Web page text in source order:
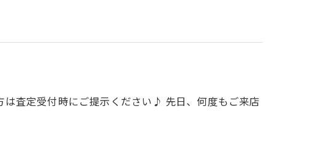
査定受付時にご提示ください♪ 先日、何度もご来店